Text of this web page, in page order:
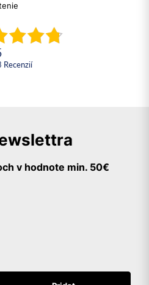
recenzií
v hodnote min. 50€